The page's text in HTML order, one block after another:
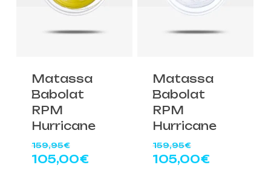
Matassa
Babolat
RPM
Hurricane
159,95€Il
prezzo
105,00€Il
Matassa
Babolat
RPM
Hurricane
159,95€Il
prezzo
105,00€